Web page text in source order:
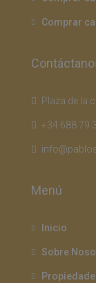
Comprar
Plaza de la
+34 688 79
Menú
Inicio
Sobre